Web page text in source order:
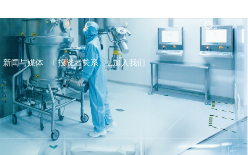
新闻与媒体 投资者关系 加入我们